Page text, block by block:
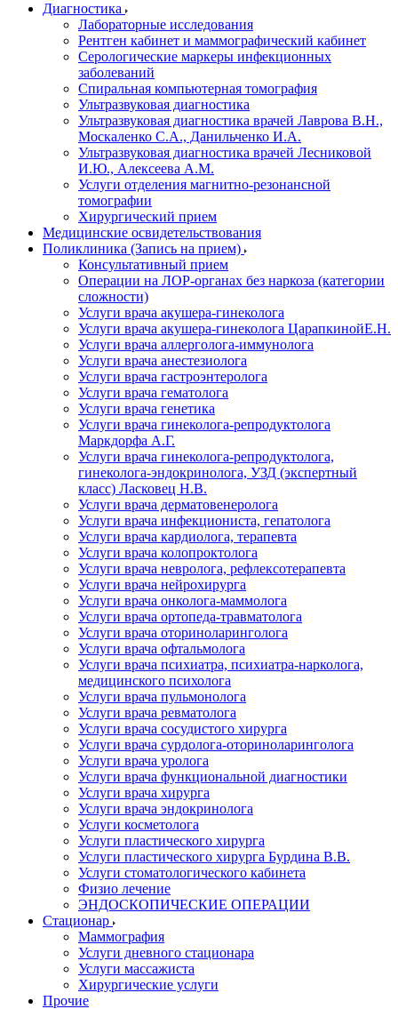
Диагностика
Лабораторные исследования
Рентген кабинет и маммографический кабинет
Серологические маркеры инфекционных
заболеваний
Спиральная компьютерная томография
Ультразвуковая диагностика
Ультразвуковая диагностика врачей Лаврова В.Н.,
Москаленко С.А., Данильченко И.А.
Ультразвуковая диагностика врачей Лесниковой
И.Ю., Алексеева А.М.
Услуги отделения магнитно-резонансной
томографии
Хирургический прием
Медицинские освидетельствования
Поликлиника (Запись на прием)
Консультативный прием
Операции на ЛОР-органах без наркоза (категории
сложности)
Услуги врача акушера-гинеколога
Услуги врача акушера-гинеколога ЦарапкинойЕ.Н.
Услуги врача аллерголога-иммунолога
Услуги врача анестезиолога
Услуги врача гастроэнтеролога
Услуги врача гематолога
Услуги врача генетика
Услуги врача гинеколога-репродуктолога
Маркдорфа А.Г.
Услуги врача гинеколога-репродуктолога,
гинеколога-эндокринолога, УЗД (экспертный
класс) Ласковец Н.В.
Услуги врача дерматовенеролога
Услуги врача инфекциониста, гепатолога
Услуги врача кардиолога, терапевта
Услуги врача колопроктолога
Услуги врача невролога, рефлексотерапевта
Услуги врача нейрохирурга
Услуги врача онколога-маммолога
Услуги врача ортопеда-травматолога
Услуги врача оториноларинголога
Услуги врача офтальмолога
Услуги врача психиатра, психиатра-нарколога,
медицинского психолога
Услуги врача пульмонолога
Услуги врача ревматолога
Услуги врача сосудистого хирурга
Услуги врача сурдолога-оториноларинголога
Услуги врача уролога
Услуги врача функциональной диагностики
Услуги врача хирурга
Услуги врача эндокринолога
Услуги косметолога
Услуги пластического хирурга
Услуги пластического хирурга Бурдина В.В.
Услуги стоматологического кабинета
Физио лечение
ЭНДОСКОПИЧЕСКИЕ ОПЕРАЦИИ
Стационар
Маммография
Услуги дневного стационара
Услуги массажиста
Хирургические услуги
Прочие